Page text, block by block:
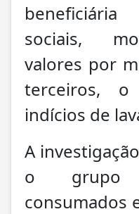
sociais,
valores por
terceiros,
indícios de
A
o grupo
consumados